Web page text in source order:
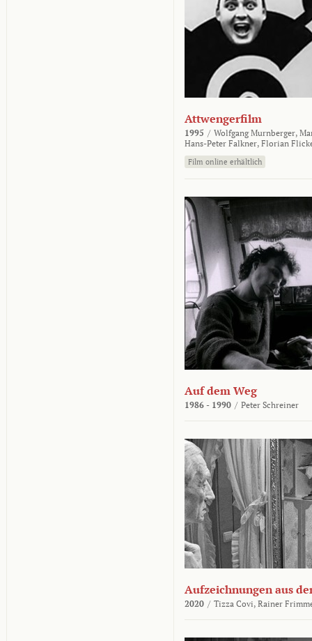
Attwengerfilm
1995 / Wolfgang Murnberger,
Hans-Peter Falkner, Florian
Film online erhältlich
Auf dem Weg
1986 - 1990 / Peter Schreiner
Aufzeichnungen aus
2020 / Tizza Covi, Rainer